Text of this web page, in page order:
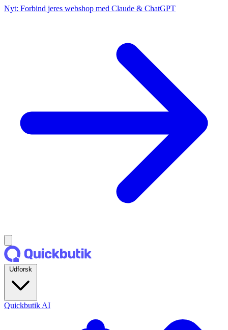
Nyt: Forbind jeres webshop med Claude & ChatGPT
Quickbutik AI